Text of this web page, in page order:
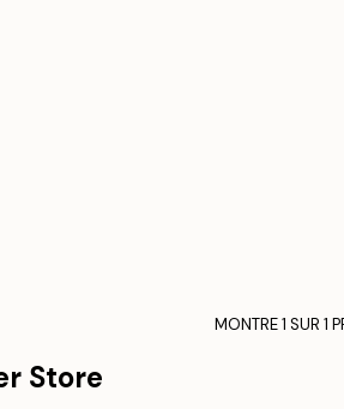
MONTRE 1 SUR 1
Store